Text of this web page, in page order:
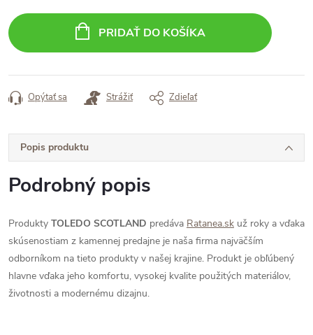
cena:
PRIDAŤ DO KOŠÍKA
Opýtať sa Strážiť Zdieľať
Popis produktu
Podrobný popis
Produkty TOLEDO SCOTLAND predáva Ratanea.sk už roky a vďaka
skúsenostiam z kamennej predajne je naša firma najväčším
odborníkom na tieto produkty v našej krajine. Produkt je obľúbený
hlavne vďaka jeho komfortu, vysokej kvalite použitých materiálov,
životnosti a modernému dizajnu.